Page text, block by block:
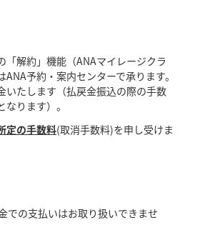
「解約」機能（ANAマイレージクラ
予約・案内センターで承ります。
いたします（払戻金振込の際の手数
ります）。
定の手数料(取消手数料)を申し受けま
での支払いはお取り扱いできませ